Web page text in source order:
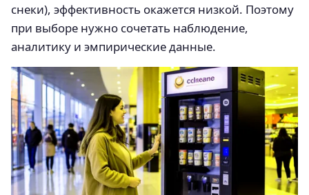
снеки), эффективность окажется низкой. Поэтому
при выборе нужно сочетать наблюдение,
аналитику и эмпирические данные.